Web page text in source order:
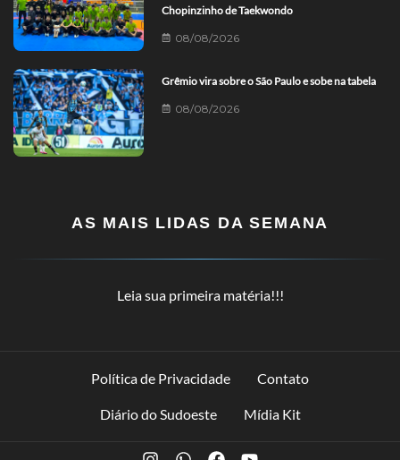
Chopinzinho de Taekwondo
08/08/2026
Grêmio vira sobre o São Paulo e sobe na tabela
08/08/2026
AS MAIS LIDAS DA SEMANA
Leia sua primeira matéria!!!
Política de Privacidade Contato
Diário do Sudoeste Mídia Kit